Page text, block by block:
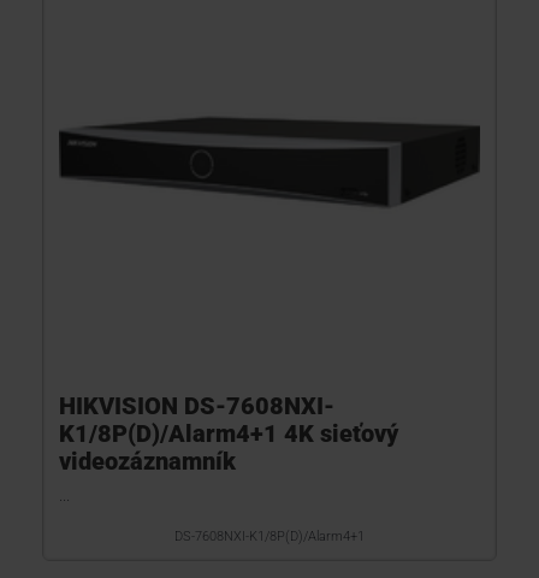
HIKVISION DS-7608NXI-
K1/8P(D)/Alarm4+1 4K sieťový
videozáznamník
DS-7608NXI-K1/8P(D)/Alarm4+1